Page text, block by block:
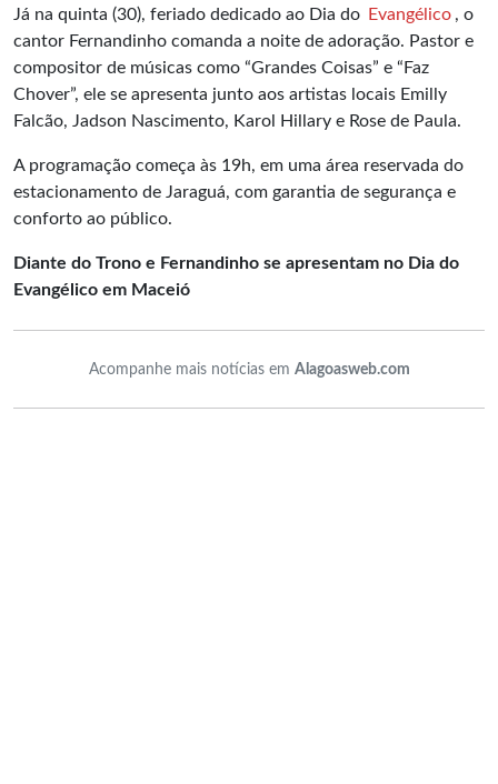
Já na quinta (30), feriado dedicado ao Dia do Evangélico , o
cantor Fernandinho comanda a noite de adoração. Pastor e
compositor de músicas como “Grandes Coisas” e “Faz
Chover”, ele se apresenta junto aos artistas locais Emilly
Falcão, Jadson Nascimento, Karol Hillary e Rose de Paula.
A programação começa às 19h, em uma área reservada do
estacionamento de Jaraguá, com garantia de segurança e
conforto ao público.
Diante do Trono e Fernandinho se apresentam no Dia do
Evangélico em Maceió
Acompanhe mais notícias em Alagoasweb.com